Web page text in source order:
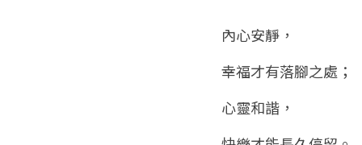
內心安靜，
幸福才有落腳之處；
心靈和諧，